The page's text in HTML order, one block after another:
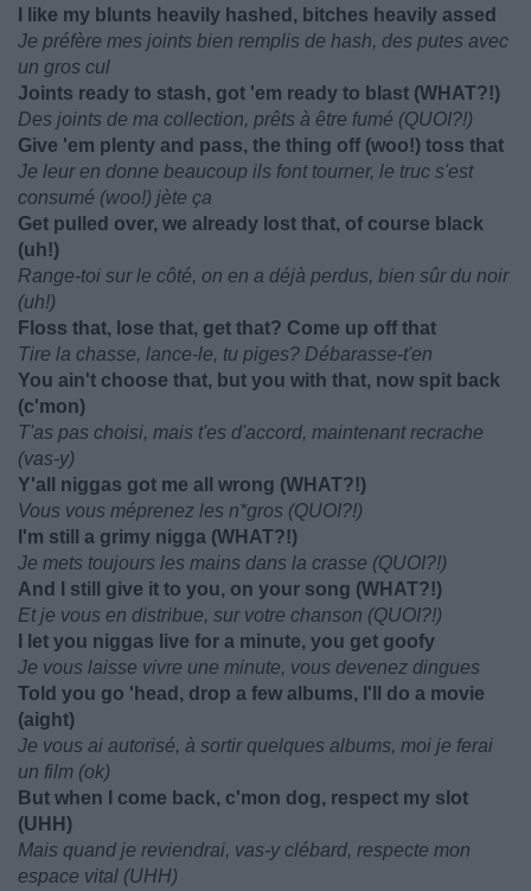
I like my blunts heavily hashed, bitches heavily assed
Je préfère mes joints bien remplis de hash, des putes avec
un gros cul
Joints ready to stash, got 'em ready to blast (WHAT?!)
Des joints de ma collection, prêts à être fumé (QUOI?!)
Give 'em plenty and pass, the thing off (woo!) toss that
Je leur en donne beaucoup ils font tourner, le truc s'est
consumé (woo!) jète ça
Get pulled over, we already lost that, of course black
(uh!)
Range-toi sur le côté, on en a déjà perdus, bien sûr du noir
(uh!)
Floss that, lose that, get that? Come up off that
Tire la chasse, lance-le, tu piges? Débarasse-t'en
You ain't choose that, but you with that, now spit back
(c'mon)
T'as pas choisi, mais t'es d'accord, maintenant recrache
(vas-y)
Y'all niggas got me all wrong (WHAT?!)
Vous vous méprenez les n*gros (QUOI?!)
I'm still a grimy nigga (WHAT?!)
Je mets toujours les mains dans la crasse (QUOI?!)
And I still give it to you, on your song (WHAT?!)
Et je vous en distribue, sur votre chanson (QUOI?!)
I let you niggas live for a minute, you get goofy
Je vous laisse vivre une minute, vous devenez dingues
Told you go 'head, drop a few albums, I'll do a movie
(aight)
Je vous ai autorisé, à sortir quelques albums, moi je ferai
un film (ok)
But when I come back, c'mon dog, respect my slot
(UHH)
Mais quand je reviendrai, vas-y clébard, respecte mon
espace vital (UHH)